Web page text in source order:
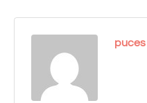
puces